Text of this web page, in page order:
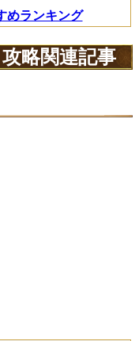
めランキング
略関連記事